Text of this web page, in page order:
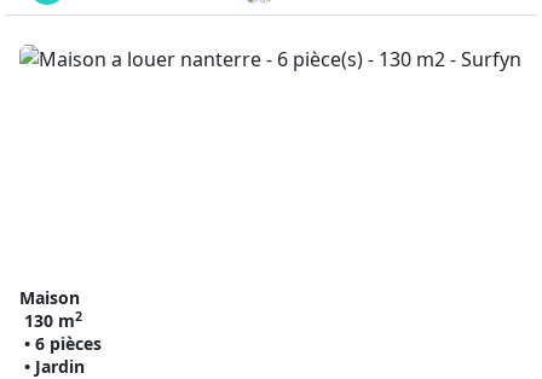
Maison
130 m2
• 6 pièces
• Jardin